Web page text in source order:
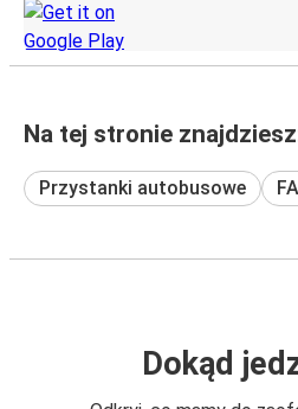
Na tej stronie
Przystanki autobusowe
Dokąd